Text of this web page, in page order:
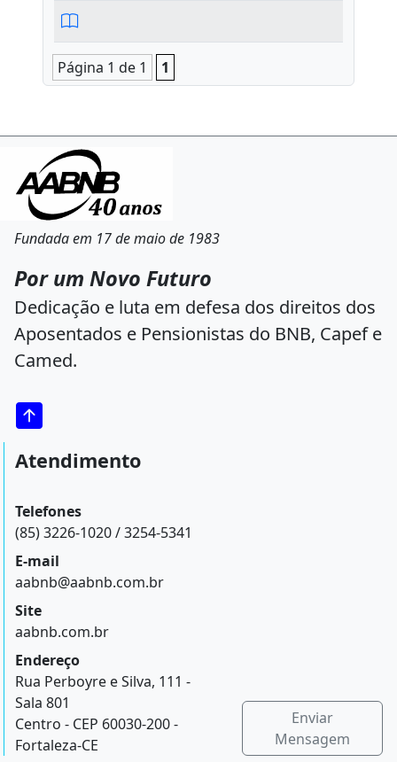
Página 1 de 1 1
Fundada em 17 de maio de 1983
Por um Novo Futuro
Dedicação e luta em defesa dos direitos dos
Aposentados e Pensionistas do BNB, Capef e
Camed.
Atendimento
Telefones
(85) 3226-1020 / 3254-5341
E-mail
aabnb@aabnb.com.br
Site
aabnb.com.br
Endereço
Rua Perboyre e Silva, 111 -
Sala 801
Centro - CEP 60030-200 -
Fortaleza-CE
Enviar
Mensagem